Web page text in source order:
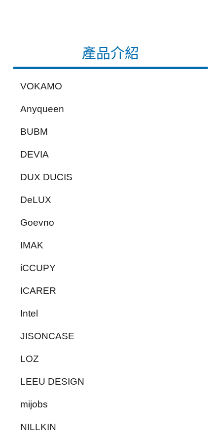
產品介紹
VOKAMO
Anyqueen
BUBM
DEVIA
DUX DUCIS
DeLUX
Goevno
IMAK
iCCUPY
ICARER
Intel
JISONCASE
LOZ
LEEU DESIGN
mijobs
NILLKIN